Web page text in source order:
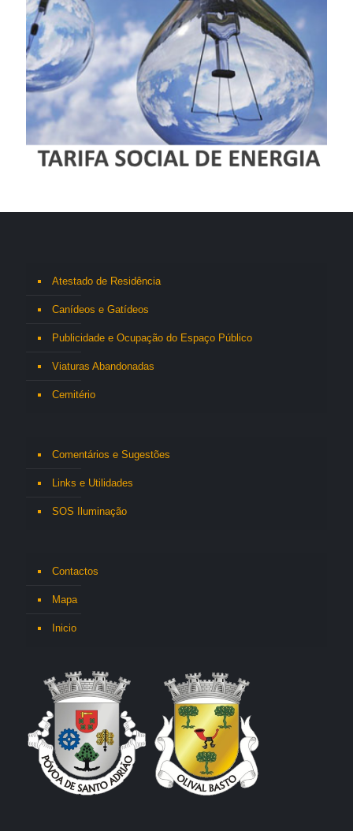
Atestado de Residência
Canídeos e Gatídeos
Publicidade e Ocupação do Espaço Público
Viaturas Abandonadas
Cemitério
Comentários e Sugestões
Links e Utilidades
SOS Iluminação
Contactos
Mapa
Inicio